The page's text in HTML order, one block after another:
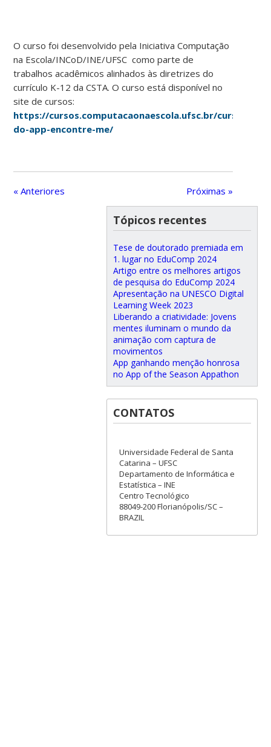
O curso foi desenvolvido pela Iniciativa Computação
na Escola/INCoD/INE/UFSC como parte de
trabalhos acadêmicos alinhados às diretrizes do
currículo K-12 da CSTA. O curso está disponível no
site de cursos:
https://cursos.computacaonaescola.ufsc.br/cursos/
do-app-encontre-me/
« Anteriores Próximas »
Tópicos recentes
Tese de doutorado premiada em
1. lugar no EduComp 2024
Artigo entre os melhores artigos
de pesquisa do EduComp 2024
Apresentação na UNESCO Digital
Learning Week 2023
Liberando a criatividade: Jovens
mentes iluminam o mundo da
animação com captura de
movimentos
App ganhando menção honrosa
no App of the Season Appathon
CONTATOS
Universidade Federal de Santa
Catarina – UFSC
Departamento de Informática e
Estatística – INE
Centro Tecnológico
88049-200 Florianópolis/SC –
BRAZIL